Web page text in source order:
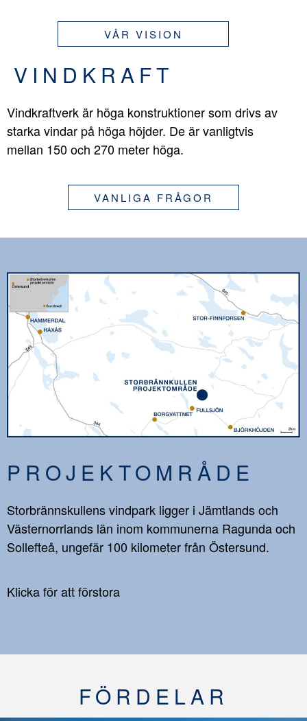
VÅR VISION
VINDKRAFT
Vindkraftverk är höga konstruktioner som drivs av
starka vindar på höga höjder. De är vanligtvis
mellan 150 och 270 meter höga.
VANLIGA FRÅGOR
PROJEKTOMRÅDE
Storbrännskullens vindpark ligger i Jämtlands och
Västernorrlands län inom kommunerna Ragunda och
Sollefteå, ungefär 100 kilometer från Östersund.
Klicka för att förstora
FÖRDELAR